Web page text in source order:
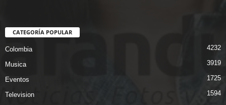
CATEGORÍA POPULAR
Colombia 4232
Musica 3919
Eventos 1725
Television
1594